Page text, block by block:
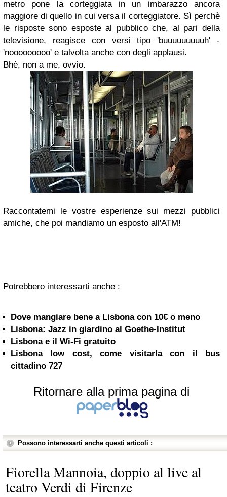
metro pone la corteggiata in un imbarazzo ancora
maggiore di quello in cui versa il corteggiatore. Sì perchè
le risposte sono esposte al pubblico che, al pari della
televisione, reagisce con versi tipo 'buuuuuuuuuh' -
'nooooooooo' e talvolta anche con degli applausi.
Bhè, non a me, ovvio.
Raccontatemi le vostre esperienze sui mezzi pubblici
amiche, che poi mandiamo un esposto all'ATM!
Potrebbero interessarti anche :
Dove mangiare bene a Lisbona con 10€ o meno
Lisbona: Jazz in giardino al Goethe-Institut
Lisbona e il Wi-Fi gratuito
Lisbona low cost, come visitarla con il bus
cittadino 727
Ritornare alla prima pagina di
Possono interessarti anche questi articoli :
Fiorella Mannoia, doppio al live al
teatro Verdi di Firenze